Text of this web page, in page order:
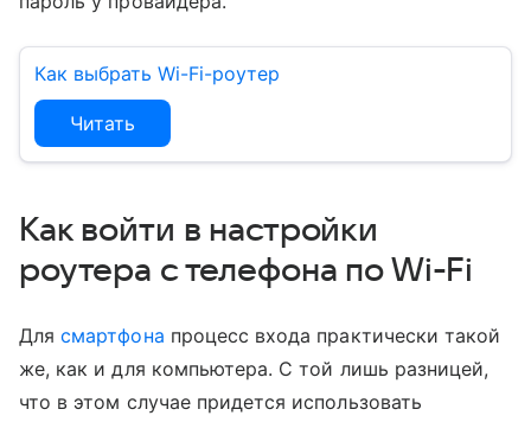
Как выбрать Wi-Fi-роутер
Читать
Как войти в настройки
роутера с телефона по Wi-Fi
Длясмартфона процесс входа практически такой
же, как и для компьютера. С той лишь разницей,
что в этом случае придется использовать